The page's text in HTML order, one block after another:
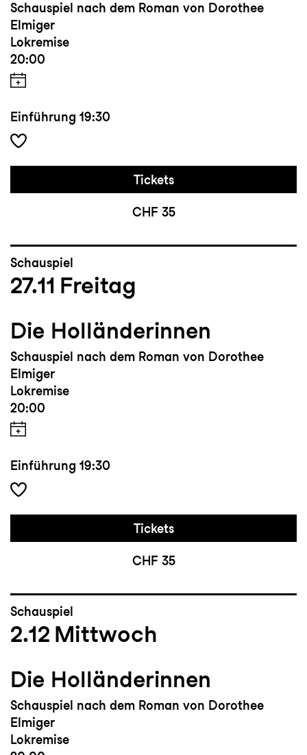
Schauspiel nach dem Roman von Dorothee
Elmiger
Lokremise
20:00
Einführung 19:30
Tickets
CHF 35
Schauspiel
27.11 Freitag
Die Holländerinnen
Schauspiel nach dem Roman von Dorothee
Elmiger
Lokremise
20:00
Einführung 19:30
Tickets
CHF 35
Schauspiel
2.12 Mittwoch
Die Holländerinnen
Schauspiel nach dem Roman von Dorothee
Elmiger
Lokremise